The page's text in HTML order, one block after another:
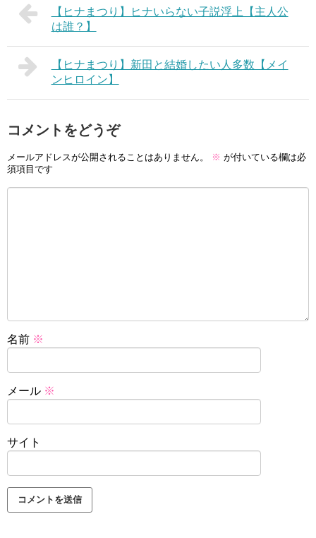
【ヒナまつり】ヒナいらない子説浮上【主人公
は誰？】
【ヒナまつり】新田と結婚したい人多数【メイ
ンヒロイン】
コメントをどうぞ
メールアドレスが公開されることはありません。 ※ が付いている欄は必
須項目です
名前 ※
メール ※
サイト